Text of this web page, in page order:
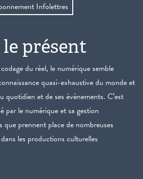
Infolettres
présent
du réel, le numérique semble
quasi-exhaustive du monde et
quotidien et de ses événements. C’est
par le numérique et sa gestion
que prennent place de nombreuses
les productions culturelles